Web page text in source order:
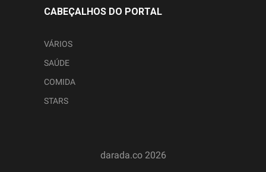
CABEÇALHOS DO PORTAL
VÁRIOS
SAÚDE
COMIDA
STARS
darada.co 2026